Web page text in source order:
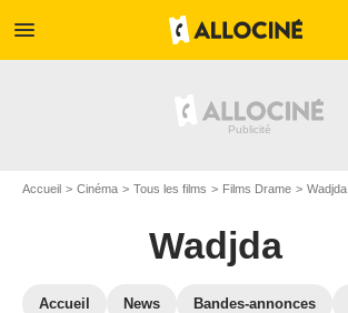
menu
Accueil Cinéma Tous les films Films Drame Wadjda
Wadjda
Accueil News Bandes-annonces